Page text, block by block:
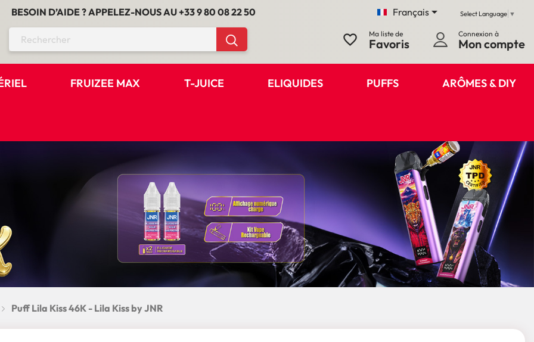
BESOIN D’AIDE ? APPELEZ-NOUS AU+33 9 80 08 22 50 Français Select Language ▼
favorite_border Ma liste de
Favoris
Connexion à
Mon compte
FRUIZEE MAX T-JUICE ELIQUIDES PUFFS ARÔMES & DIY
Puff Lila Kiss 46K - Lila Kiss by JNR